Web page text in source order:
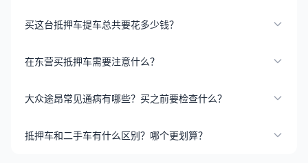
买这台抵押车提车总共要花多少钱？
在东营买抵押车需要注意什么？
大众途昂常见通病有哪些？买之前要检查什么？
抵押车和二手车有什么区别？哪个更划算？